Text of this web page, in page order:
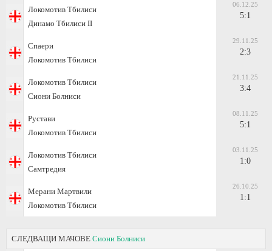
Локомотив Тбилиси
Динамо Тбилиси II
06.12.25
5:1
Спаери
Локомотив Тбилиси
29.11.25
2:3
Локомотив Тбилиси
Сиони Болниси
21.11.25
3:4
Рустави
Локомотив Тбилиси
08.11.25
5:1
Локомотив Тбилиси
Самтредия
03.11.25
1:0
Мерани Мартвили
Локомотив Тбилиси
26.10.25
1:1
СЛЕДВАЩИ МАЧОВЕ Сиони Болниси